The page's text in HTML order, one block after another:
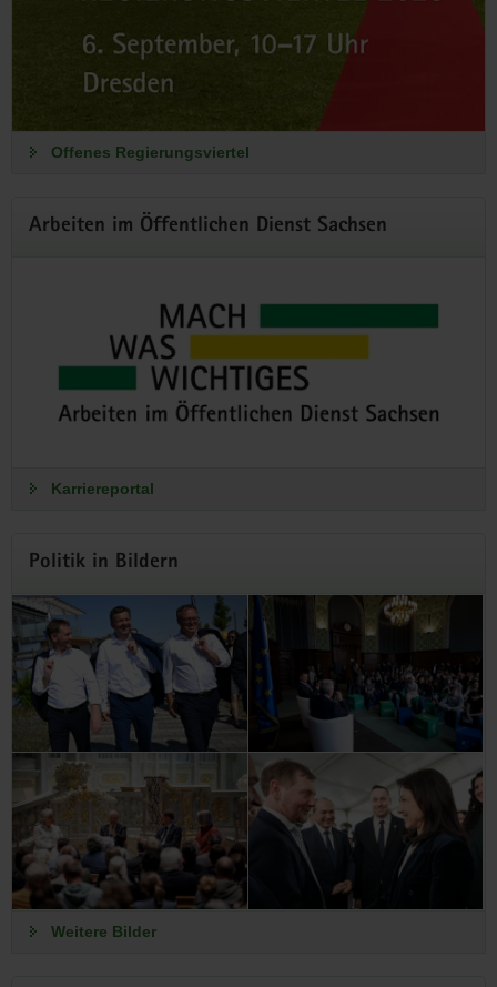
Arbeiten im Öffentlichen Dienst Sachsen
Sachsen. Jetzt informieren und bewerben!
Offenes Regierungsviertel
Arbeiten im Öffentlichen Dienst Sachsen
Karriereportal
Politik in Bildern
Weitere Bilder